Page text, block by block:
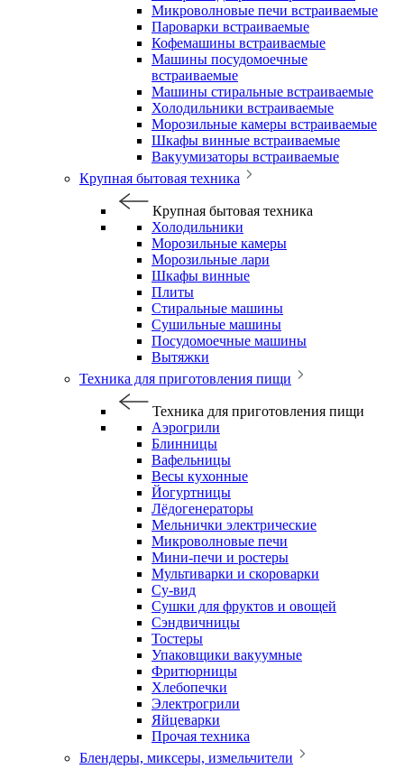
Микроволновые печи встраиваемые
Пароварки встраиваемые
Кофемашины встраиваемые
Машины посудомоечные
встраиваемые
Машины стиральные встраиваемые
Холодильники встраиваемые
Морозильные камеры встраиваемые
Шкафы винные встраиваемые
Вакуумизаторы встраиваемые
Крупная бытовая техника
Крупная бытовая техника
Холодильники
Морозильные камеры
Морозильные лари
Шкафы винные
Плиты
Стиральные машины
Сушильные машины
Посудомоечные машины
Вытяжки
Техника для приготовления пищи
Техника для приготовления пищи
Аэрогрили
Блинницы
Вафельницы
Весы кухонные
Йогуртницы
Лёдогенераторы
Мельнички электрические
Микроволновые печи
Мини-печи и ростеры
Мультиварки и скороварки
Су-вид
Сушки для фруктов и овощей
Сэндвичницы
Тостеры
Упаковщики вакуумные
Фритюрницы
Хлебопечки
Электрогрили
Яйцеварки
Прочая техника
Блендеры, миксеры, измельчители